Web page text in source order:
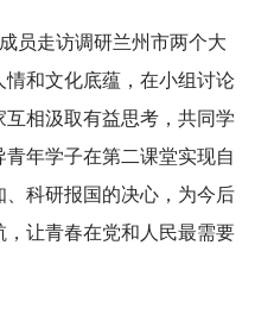
员走访调研兰州市两个大
和文化底蕴，在小组讨论
相汲取有益思考，共同学
年学子在第二课堂实现自
科研报国的决心，为今后
让青春在党和人民最需要